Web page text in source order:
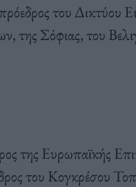
του Δικτύου
της Σόφιας, του
της Ευρωπαϊκής
του Κογκρέσου